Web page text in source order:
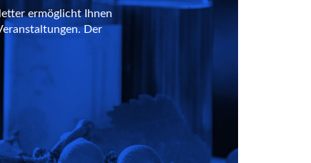
ermöglicht Ihnen
Der